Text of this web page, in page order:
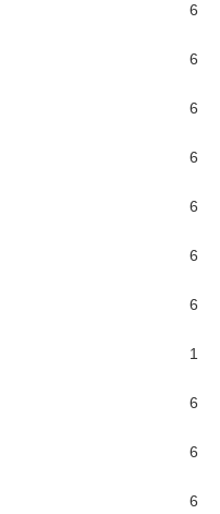
6
6
6
6
6
6
6
1
6
6
6